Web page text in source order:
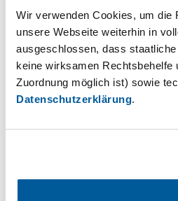
Wir verwenden Cookies, um die
unsere Webseite weiterhin in
ausgeschlossen, dass
keine wirksamen Rechtsbehelfe
Zuordnung möglich ist) sowie
Datenschutzerklärung.